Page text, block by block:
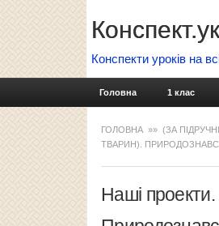
Конспекти уроків на
Головна 1 клас
ГОЛОВНА »» (ЗА
ТВАРИН).
Наші